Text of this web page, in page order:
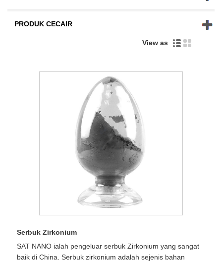
PRODUK CECAIR
View as
Serbuk Zirkonium
SAT NANO ialah pengeluar serbuk Zirkonium yang sangat
baik di China. Serbuk zirkonium adalah sejenis bahan